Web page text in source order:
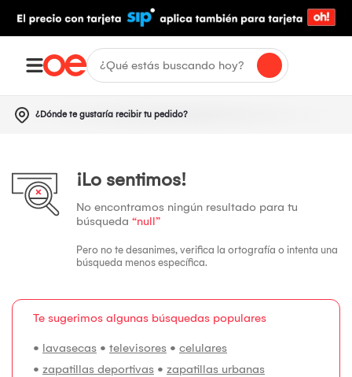
¿Dónde te gustaría recibir tu pedido?
¡Lo sentimos!
No encontramos ningún resultado para tu
búsqueda “null”
Pero no te desanimes, verifica la ortografía o intenta una
búsqueda menos específica.
Te sugerimos algunas búsquedas populares
• lavasecas • televisores • celulares
• zapatillas deportivas • zapatillas urbanas